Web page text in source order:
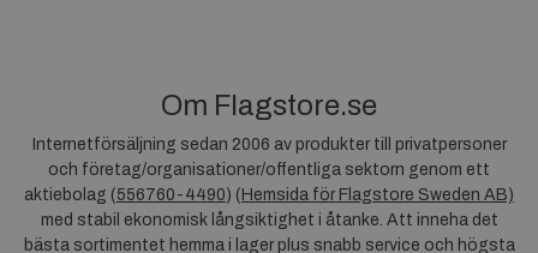
Om Flagstore.se
Internetförsäljning sedan 2006 av produkter till privatpersoner
och företag/organisationer/offentliga sektorn genom ett
aktiebolag (556760-4490) ( Hemsida för Flagstore Sweden AB)
med stabil ekonomisk långsiktighet i åtanke. Att inneha det
bästa sortimentet hemma i lager plus snabb service och högsta